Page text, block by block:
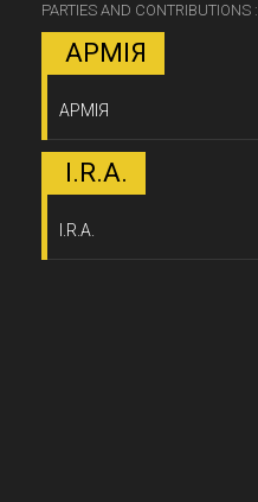
PARTIES AND CONTRIBUTIONS :
АРМІЯ
АРМІЯ
I.R.A.
I.R.A.